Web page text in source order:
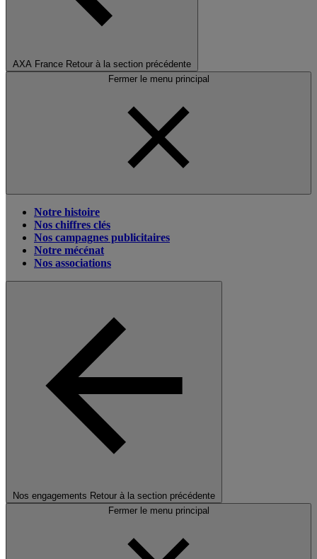
AXA France Retour à la section précédente
Fermer le menu principal
Notre histoire
Nos chiffres clés
Nos campagnes publicitaires
Notre mécénat
Nos associations
Nos engagements Retour à la section précédente
Fermer le menu principal